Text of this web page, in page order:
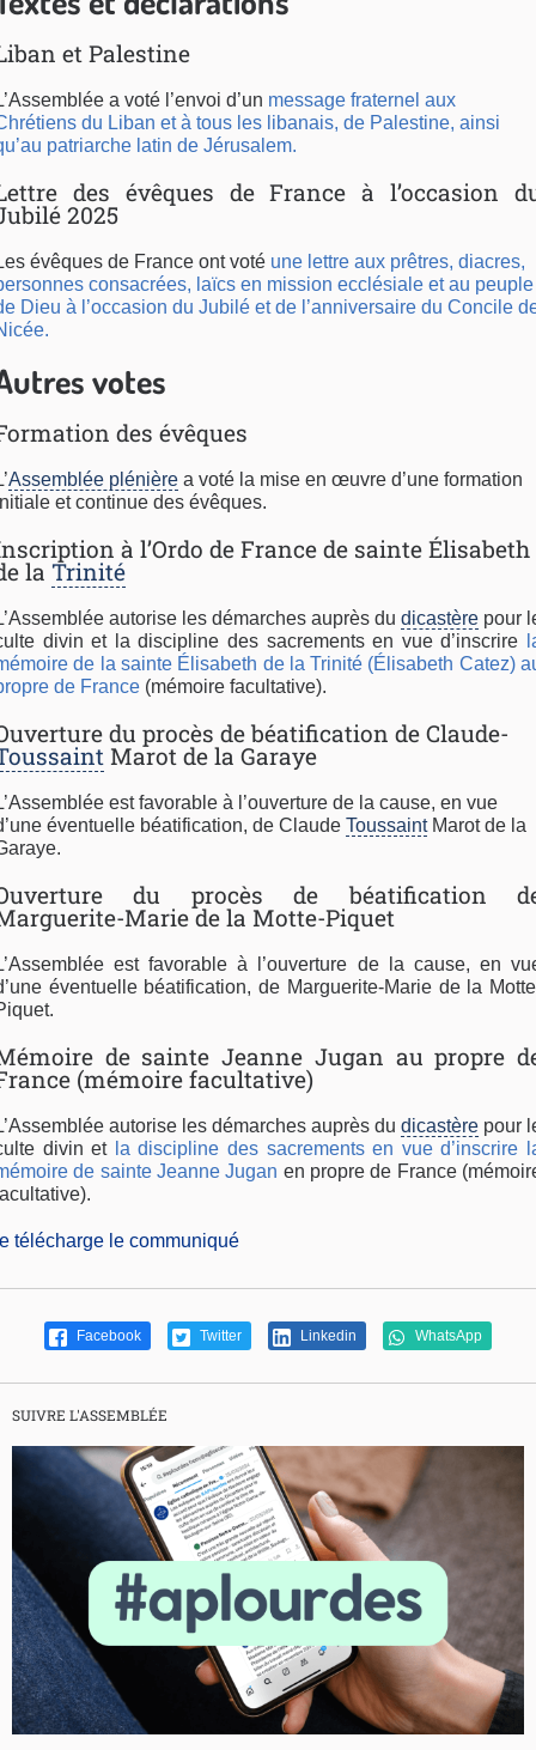
et Palestine
a voté l’envoi d’un message fraternel aux
du Liban et à tous les libanais, de Palestine, ainsi
patriarche latin de Jérusalem.
des évêques de France à l’occasion
2025
évêques de France ont voté une lettre aux prêtres, diacres,
consacrées, laïcs en mission ecclésiale et au peuple
Dieu à l’occasion du Jubilé et de l’anniversaire du Concile
votes
des évêques
Assemblée plénière a voté la mise en œuvre d’une formation
et continue des évêques.
à l’Ordo de France de sainte Élisabeth
la Trinité
autorise les démarches auprès du dicastère pour
divin et la discipline des sacrements en vue d’inscrire
de la sainte Élisabeth de la Trinité (Élisabeth Catez)
de France (mémoire facultative).
du procès de béatification de Claude-
Marot de la Garaye
est favorable à l’ouverture de la cause, en vue
éventuelle béatification, de Claude ToussaintMarot de la
du procès de béatification
Marie de la Motte-Piquet
est favorable à l’ouverture de la cause, en
éventuelle béatification, de Marguerite-Marie de la
de sainte Jeanne Jugan au propre
(mémoire facultative)
autorise les démarches auprès du dicastère pour
divin et la discipline des sacrements en vue d’inscrire
de sainte Jeanne Jugan en propre de France
télécharge le communiqué
Facebook Twitter Linkedin WhatsApp
SUIVRE L'ASSEMBLÉE